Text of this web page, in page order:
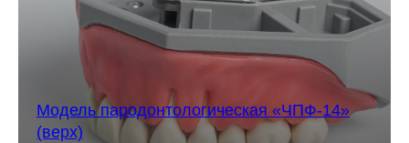
Модель пародонтологическая «ЧПФ-14»
(верх)